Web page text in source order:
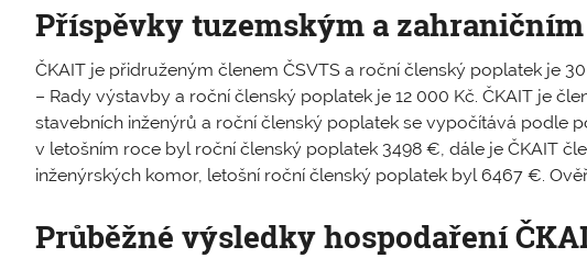
Příspěvky tuzemským a
ČKAIT je přidruženým členem ČSVTS a roční členský poplatek je
– Rady výstavby a roční členský poplatek je 12 000 Kč. ČKAIT je
stavebních inženýrů a roční členský poplatek se vypočítává podle
v letošním roce byl roční členský poplatek 3498 €, dále je ČKAIT
inženýrských komor, letošní roční členský poplatek byl 6467 €.
Průběžné výsledky hospodaření